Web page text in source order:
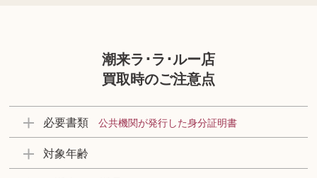
潮来ラ･ラ･ルー店
買取時のご注意点
必要書類 公共機関が発行した身分証明書
対象年齢